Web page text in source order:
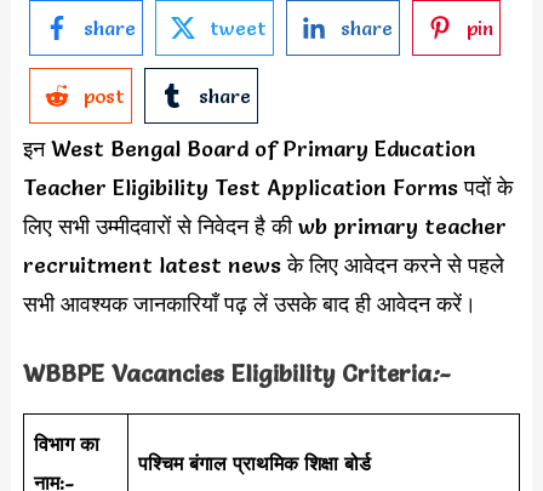
share tweet share pin
post share
इन West Bengal Board of Primary Education
Teacher Eligibility Test Application Forms पदों के
लिए सभी उम्मीदवारों से निवेदन है की wb primary teacher
recruitment latest news के लिए आवेदन करने से पहले
सभी आवश्यक जानकारियाँ पढ़ लें उसके बाद ही आवेदन करें।
WBBPE Vacancies Eligibility Criteria:-
विभाग का
नाम:-
पश्चिम बंगाल प्राथमिक शिक्षा बोर्ड